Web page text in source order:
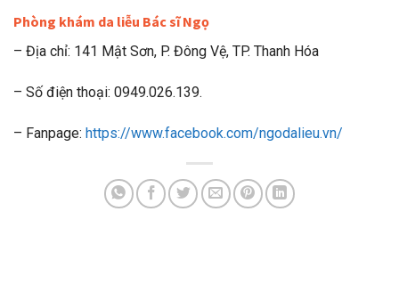
Phòng khám da liễu Bác sĩ Ngọ
– Địa chỉ: 141 Mật Sơn, P. Đông Vệ, TP. Thanh Hóa
– Số điện thoại: 0949.026.139.
– Fanpage: https://www.facebook.com/ngodalieu.vn/